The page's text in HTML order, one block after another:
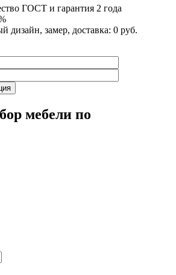
ГОСТ и гарантия 2 года
дизайн, замер, доставка: 0 руб.
мебели по